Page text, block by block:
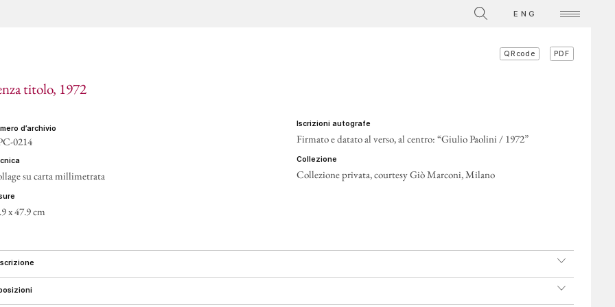
La Collezione ENG
QRcode PDF
titolo, 1972
d’archivio
0214
su carta millimetrata
x 47.9 cm
iscrizioni autografe
Firmato e datato al verso, al centro: “Giulio Paolini / 1972”
collezione
Collezione privata, courtesy Giò Marconi, Milano